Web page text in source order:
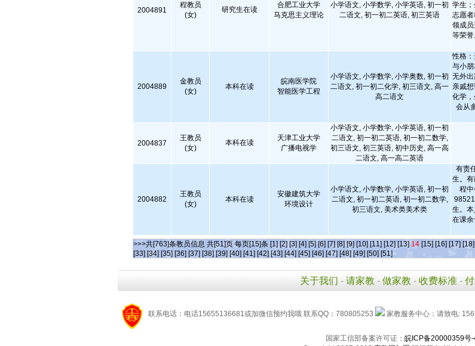
2004891
程教员
(女)
研究生在读
合肥工业大学
马克思主义理论
小学语文, 小学数学, 小学英语, 初一初
二语文, 初一初二英语, 初三英语
学生
志愿
领成
等荣
2004889
金教员
(女)
本科在读
皖南医学院
智能医学工程
小学语文, 小学数学, 小学奥数, 初一初
二语文, 初一初二化学, 初三语文, 高一
高二语文
性格
与小朋
无外
亲戚想
化学，
会从
2004837
王教员
(女)
本科在读
天津工业大学
广播电视学
小学语文, 小学数学, 小学英语, 初一初
二语文, 初一初二英语, 初一初二数学,
初三语文, 初三英语, 初中历史, 高一高
二语文, 高一高二英语
2004882
王教员
(女)
本科在读
安徽建筑大学
环境设计
小学语文, 小学数学, 小学英语, 初一初
二语文, 初一初二英语, 初一初二数学,
初三语文, 美术类美术类
有责
生。
程
生。本
在课
>>>共[763]条教员信息 共[51]页 每页[15]条 [1] [2] [3] [4] [5] [6] [7] [8] [9] [10] [11] [12] [13] 14 [15] [16] [17] [18]
[33] [34] [35] [36] [37] [38] [39] [40] [41] [42] [43] [44] [45] [46] [47] [48] [49] [50] [51]
关于我们 - 请家教 - 做家教 - 收费标准 -
联系电话：电话15655136681或加微信预约我哦 联系QQ：780805253 家教服务中心：请致电:
国家工信部备案许可证： 皖ICP备20000359号-